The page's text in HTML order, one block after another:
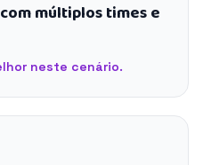
múltiplos times e
neste cenário.